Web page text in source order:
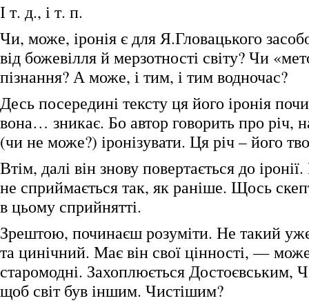
І т. д., і т. п.
Чи, може, іронія є для Я.Гловацького
від божевілля й мерзотності світу? Чи
пізнання? А може, і тим, і тим водночас?
Десь посередині тексту ця його іронія
вона… зникає. Бо автор говорить про річ,
(чи не може?) іронізувати. Ця річ – його
Втім, далі він знову повертається до
не сприймається так, як раніше. Щось
в цьому сприйнятті.
Зрештою, починаєш розуміти. Не такий
та цинічний. Має він свої цінності, —
старомодні. Захоплюється Достоєвським,
щоб світ був іншим. Чистішим?